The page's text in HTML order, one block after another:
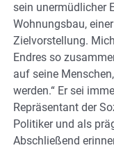
sein unermüdlicher
Wohnungsbau,
Zielvorstellung.
Endres so
auf seine
werden.“ Er sei
Repräsentant der
Politiker und als
Abschließend